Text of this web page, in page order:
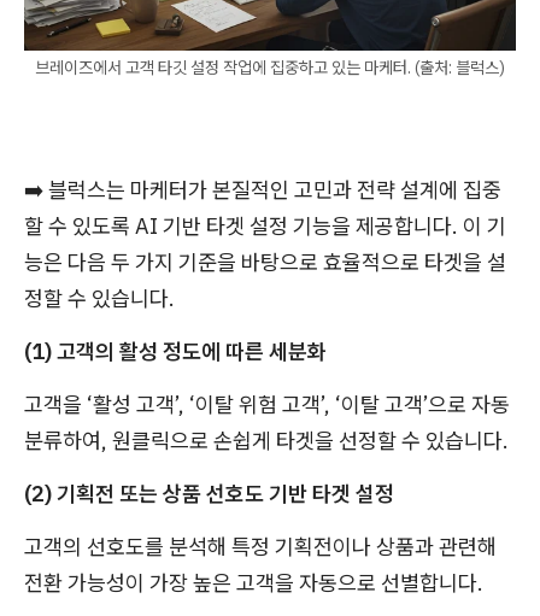
브레이즈에서 고객 타깃 설정 작업에 집중하고 있는 마케터. (출처: 블럭스)
➡️블럭스는 마케터가 본질적인 고민과 전략 설계에 집중
할 수 있도록 AI 기반 타겟 설정 기능을 제공합니다. 이 기
능은 다음 두 가지 기준을 바탕으로 효율적으로 타겟을 설
정할 수 있습니다.
(1) 고객의 활성 정도에 따른 세분화
고객을 ‘활성 고객’, ‘이탈 위험 고객’, ‘이탈 고객’으로 자동
분류하여, 원클릭으로 손쉽게 타겟을 선정할 수 있습니다.
(2) 기획전 또는 상품 선호도 기반 타겟 설정
고객의 선호도를 분석해 특정 기획전이나 상품과 관련해
전환 가능성이 가장 높은 고객을 자동으로 선별합니다.